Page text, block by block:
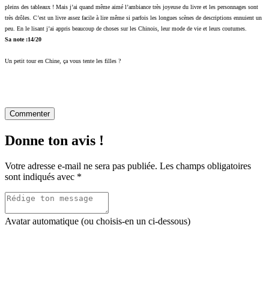
pleins des tableaux ! Mais j’ai quand même aimé l’ambiance très joyeuse du livre et les personnages sont
très drôles. C’est un livre assez facile à lire même si parfois les longues scènes de descriptions ennuient un
peu. En le lisant j’ai appris beaucoup de choses sur les Chinois, leur mode de vie et leurs coutumes.
Sa note :14/20
Un petit tour en Chine, ça vous tente les filles ?
Commenter
Donne ton avis !
Votre adresse e-mail ne sera pas publiée. Les champs obligatoires
sont indiqués avec *
Avatar automatique (ou choisis-en un ci-dessous)